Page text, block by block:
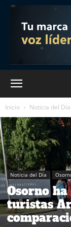
Inicio Noticia del Día
Noticia del Día
Osorno
turistas